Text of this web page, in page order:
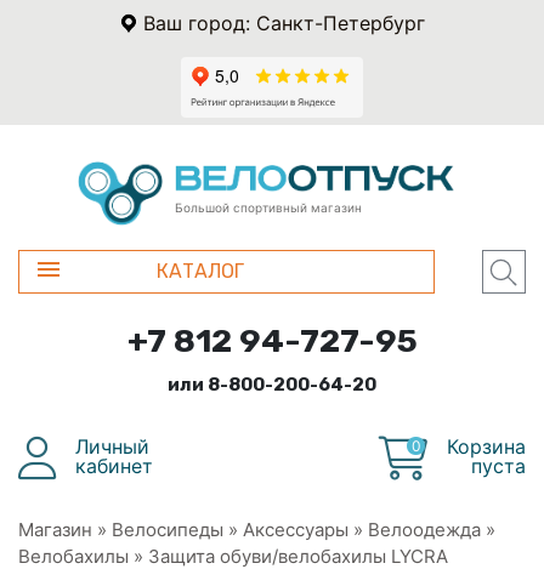
Ваш город: Санкт-Петербург
Большой спортивный магазин
КАТАЛОГ
+7 812 94-727-95
или 8-800-200-64-20
Личный
кабинет
0
Корзина
пуста
Магазин » Велосипеды » Аксессуары » Велоодежда »
Велобахилы » Защита обуви/велобахилы LYCRA